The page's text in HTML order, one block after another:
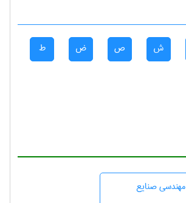
ش ص ض ط
مهندسی صنايع